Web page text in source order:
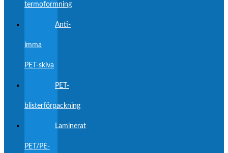
termoformning
Anti-
imma
PET-skiva
PET-
blisterförpackning
Laminerat
PET/PE-